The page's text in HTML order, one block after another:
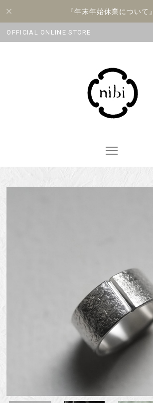
『年末年始休業について』
OFFICIAL ONLINE STORE